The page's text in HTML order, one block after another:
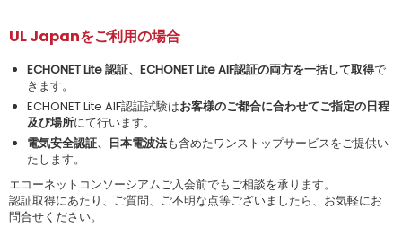
UL Japanをご利用の場合
ECHONET Lite 認証、ECHONET Lite AIF認証の両方を一括して取得で
きます。
ECHONET Lite AIF認証試験はお客様のご都合に合わせてご指定の日程
及び場所にて行います。
電気安全認証、日本電波法も含めたワンストップサービスをご提供い
たします。
エコーネットコンソーシアムご入会前でもご相談を承ります。
認証取得にあたり、ご質問、ご不明な点等ございましたら、お気軽にお
問合せください。